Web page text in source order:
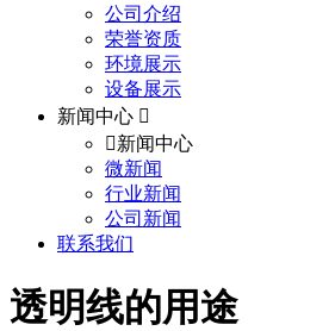
公司介绍
荣誉资质
环境展示
设备展示
新闻中心
新闻中心
微新闻
行业新闻
公司新闻
联系我们
透明线的用途